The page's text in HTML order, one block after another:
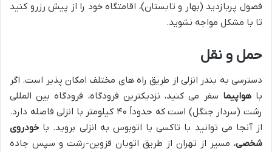
فصول پربازدید (بهار و تابستان)، اقامتگاه خود را از پیش رزرو کنید
تا با مشکل مواجه نشوید.
حمل و نقل
دسترسی به بندر انزلی از طریق راه های مختلف امکان پذیر است. اگر
باهواپیما سفر می کنید، نزدیکترین فرودگاه، فرودگاه بین المللی
رشت (سردار جنگل) است که حدوداً ۴۰ کیلومتر با انزلی فاصله دارد.
از آنجا می توانید با تاکسی یا اتوبوس به انزلی بروید. با خودروی
شخصی، مسیر از تهران از طریق اتوبان قزوین-رشت و سپس جاده